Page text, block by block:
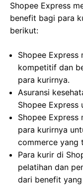
Shopee Express
benefit bagi para
berikut:
Shopee
kompetitif dan
para kurirnya.
Asuransi
Shopee Express
Shopee Express
para kurirnya
commerce yang
Para kurir di
pelatihan dan
dari benefit